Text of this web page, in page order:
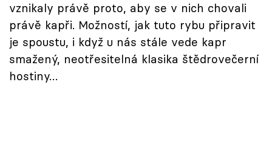
Sledujte prima+
Přihlášení
vznikaly právě proto, aby se v nich chovali
právě kapři. Možností, jak tuto rybu připravit
je spoustu, i když u nás stále vede kapr
smažený, neotřesitelná klasika štědrovečerní
hostiny…